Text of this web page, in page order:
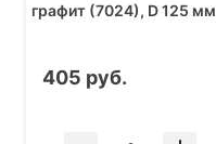
графит (7024), D 125 мм
405 руб.